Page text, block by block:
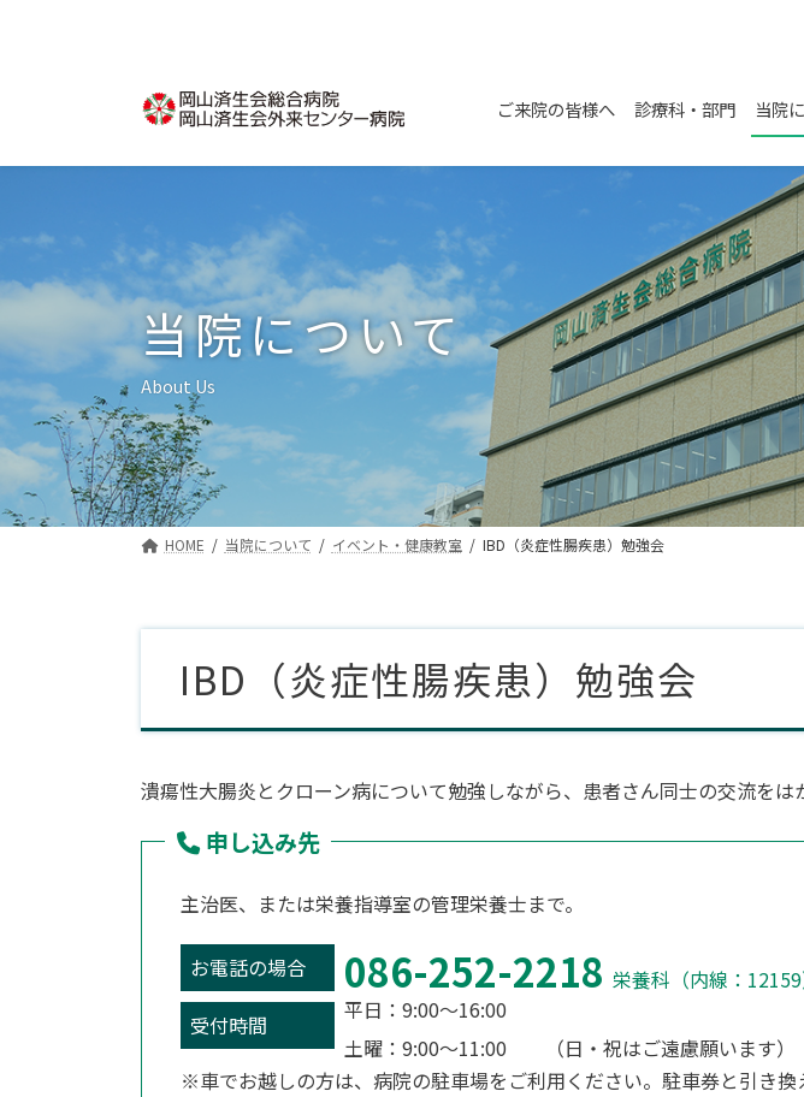
プ
動
ご来院の皆様へ 診療科・部門 当院
当院について
About Us
HOME 当院について イベント・健康教室 IBD（炎症性腸疾患）勉強会
IBD（炎症性腸疾患）勉強会
潰瘍性大腸炎とクローン病について勉強しながら、患者さん同士の交流をは
申し込み先
主治医、または栄養指導室の管理栄養士まで。
お電話の場合 086-252-2218 栄養科（内線：12159
受付時間
平日：9:00～16:00
土曜：9:00～11:00 （日・祝はご遠慮願います）
※車でお越しの方は、病院の駐車場をご利用ください。駐車券と引き